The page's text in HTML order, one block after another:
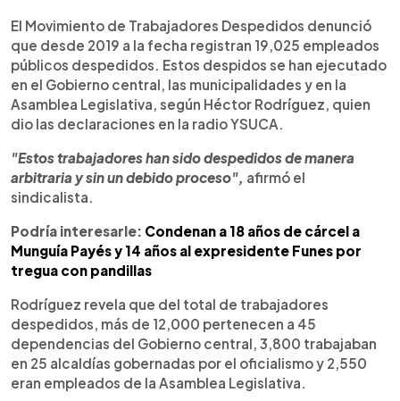
► Escuchar artículo
El Movimiento de Trabajadores Despedidos denunció
que desde 2019 a la fecha registran 19,025 empleados
públicos despedidos. Estos despidos se han ejecutado
en el Gobierno central, las municipalidades y en la
Asamblea Legislativa, según Héctor Rodríguez, quien
dio las declaraciones en la radio YSUCA.
"Estos trabajadores han sido despedidos de manera
arbitraria y sin un debido proceso", afirmó el
sindicalista.
Podría interesarle: Condenan a 18 años de cárcel a
Munguía Payés y 14 años al expresidente Funes por
tregua con pandillas
Rodríguez revela que del total de trabajadores
despedidos, más de 12,000 pertenecen a 45
dependencias del Gobierno central, 3,800 trabajaban
en 25 alcaldías gobernadas por el oficialismo y 2,550
eran empleados de la Asamblea Legislativa.